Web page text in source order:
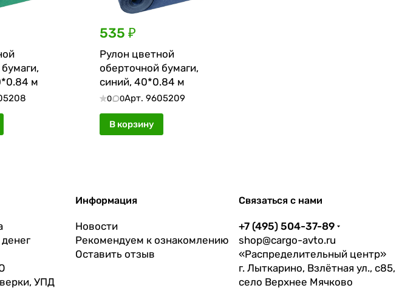
м
535 ₽
Рулон цветной
оберточной бумаги,
синий, 40*0.84 м
0 0Арт. 9605209
В корзину
УПД
Информация
Новости
Рекомендуем к ознакомлению
Оставить отзыв
Связаться с нами
+7 (495) 504-37-89
shop@cargo-avto.ru
«Распределительный центр»
г. Лыткарино, Взлётная ул., с85,
село Верхнее Мячково